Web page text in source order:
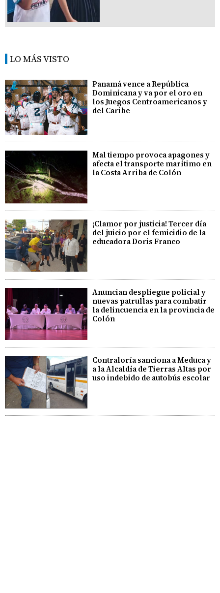
LO MÁS VISTO
Panamá vence a República
Dominicana y va por el oro en
los Juegos Centroamericanos y
del Caribe
Mal tiempo provoca apagones y
afecta el transporte marítimo en
la Costa Arriba de Colón
¡Clamor por justicia! Tercer día
del juicio por el femicidio de la
educadora Doris Franco
Anuncian despliegue policial y
nuevas patrullas para combatir
la delincuencia en la provincia de
Colón
Contraloría sanciona a Meduca y
a la Alcaldía de Tierras Altas por
uso indebido de autobús escolar